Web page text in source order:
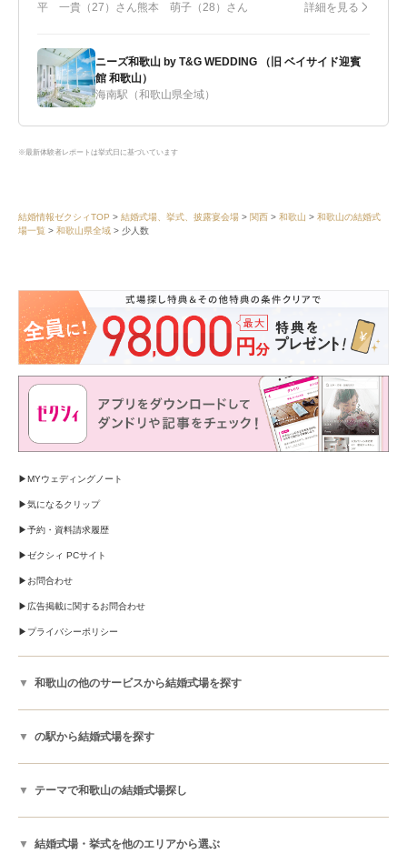
平 一貴（27）さん熊本 萌子（28）さん 詳細を見る
ニーズ和歌山 by T&G WEDDING （旧 ベイサイド迎賓
館 和歌山）
海南駅（和歌山県全域）
※最新体験者レポートは挙式日に基づいています
結婚情報ゼクシィTOP 結婚式場、挙式、披露宴会場 関西 和歌山
和歌山の結婚式
場一覧
和歌山県全域 少人数
MYウェディングノート
気になるクリップ
予約・資料請求履歴
ゼクシィ PCサイト
お問合わせ
広告掲載に関するお問合わせ
プライバシーポリシー
和歌山の他のサービスから結婚式場を探す
の駅から結婚式場を探す
テーマで和歌山の結婚式場探し
結婚式場・挙式を他のエリアから選ぶ